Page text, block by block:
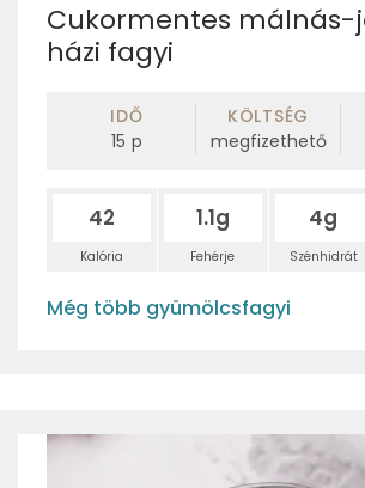
Cukormentes málnás-
házi fagyi
IDŐ
15 p
KÖLTSÉG
megfizethető
42
Kalória
1.1g
Fehérje
4g
Szénhidrát
Még több gyümölcsfagyi